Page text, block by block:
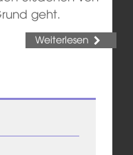
geht.
Weiterlesen